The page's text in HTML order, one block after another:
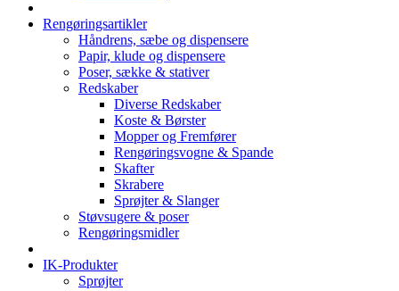
Rengøringsartikler
Håndrens, sæbe og dispensere
Papir, klude og dispensere
Poser, sække & stativer
Redskaber
Diverse Redskaber
Koste & Børster
Mopper og Fremfører
Rengøringsvogne & Spande
Skafter
Skrabere
Sprøjter & Slanger
Støvsugere & poser
Rengøringsmidler
IK-Produkter
Sprøjter